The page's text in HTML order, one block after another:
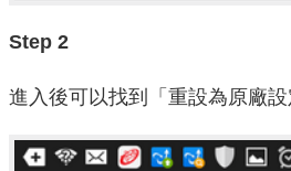
Step 2
進入後可以找到「重設為原廠設